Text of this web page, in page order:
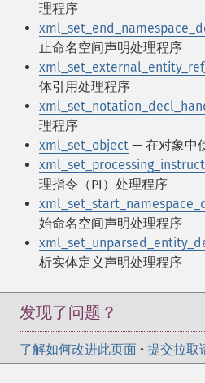
理程序
止命名空间声明处理程序
体引用处理程序
理程序
xml_set_object — 在对象中
理指令（PI）处理程序
始命名空间声明处理程序
析实体定义声明处理程序
发现了问题？
了解如何改进此页面 • 提交拉取